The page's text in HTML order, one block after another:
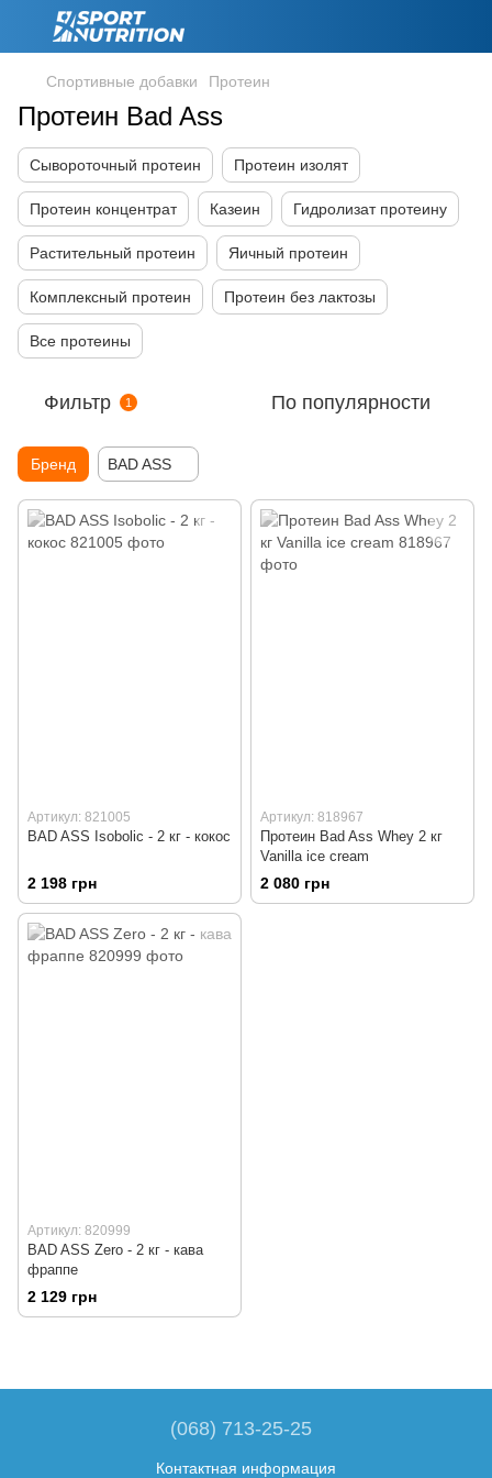
Спортивные добавки Протеин
Протеин Bad Ass
Сывороточный протеин Протеин изолят
Протеин концентрат Казеин Гидролизат протеину
Растительный протеин Яичный протеин
Комплексный протеин Протеин без лактозы
Все протеины
Фильтр 1 По популярности
Бренд BAD ASS
Артикул: 821005
BAD ASS Isobolic - 2 кг - кокос
2 198 грн
Артикул: 818967
Протеин Bad Ass Whey 2 кг
Vanilla ice cream
2 080 грн
Артикул: 820999
BAD ASS Zero - 2 кг - кава
фраппе
2 129 грн
(068) 713-25-25
Контактная информация